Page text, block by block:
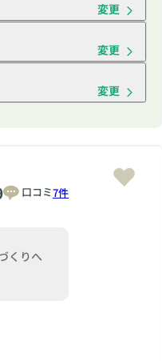
変更
変更
変更
くりへ
口コミ7件